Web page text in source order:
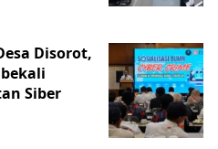
Disorot,
Siber